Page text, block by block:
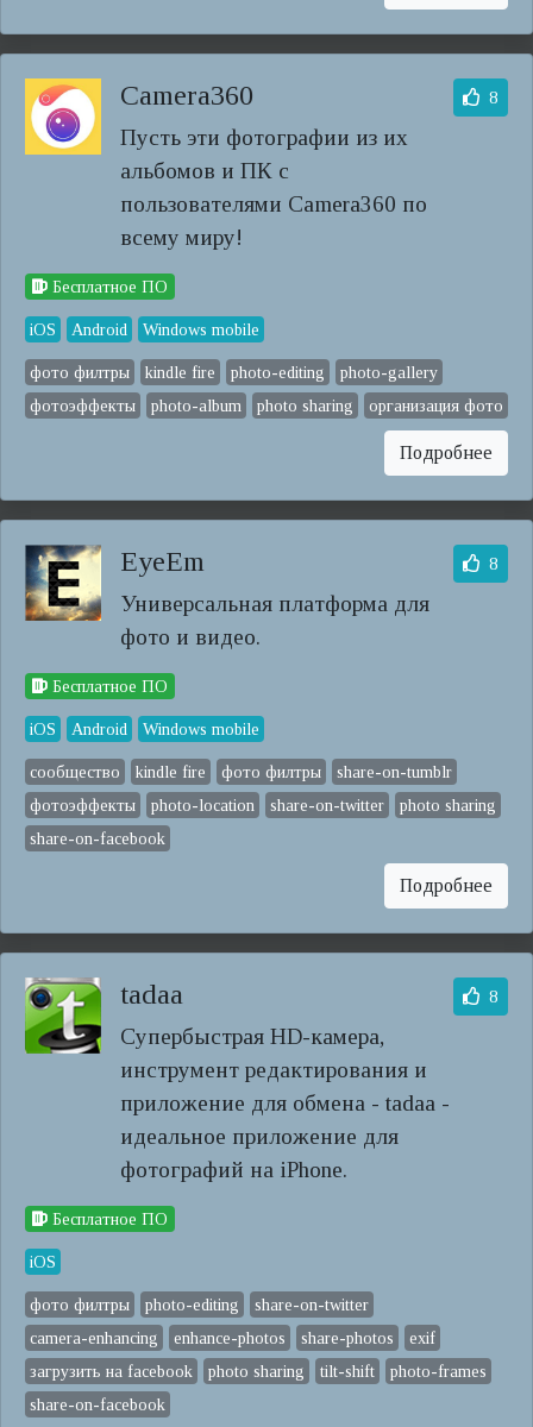
Camera360
Пусть эти фотографии из их
альбомов и ПК с
пользователями Camera360 по
всему миру!
8
Бесплатное ПО
iOS Android Windows mobile
фото филтры kindle fire photo-editing
photo-gallery
фотоэффекты
photo-album photo sharing организация фото
Подробнее
EyeEm
Универсальная платформа для
фото и видео.
8
Бесплатное ПО
iOS Android Windows mobile
сообщество kindle fire фото филтры
share-on-tumblr
фотоэффекты
photo-location share-on-twitter
photo sharing
share-on-facebook
Подробнее
tadaa
Супербыстрая HD-камера,
инструмент редактирования и
приложение для обмена - tadaa -
идеальное приложение для
фотографий на iPhone.
8
Бесплатное ПО
iOS
фото филтры photo-editing
share-on-twitter
camera-enhancing
enhance-photos share-photos
exif
загрузить на facebook
photo sharing tilt-shift
photo-frames
share-on-facebook